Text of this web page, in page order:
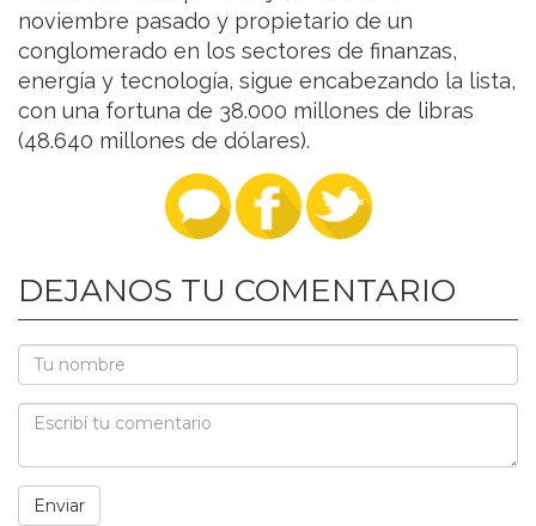
noviembre pasado y propietario de un
conglomerado en los sectores de finanzas,
energía y tecnología, sigue encabezando la lista,
con una fortuna de 38.000 millones de libras
(48.640 millones de dólares).
DEJANOS TU COMENTARIO